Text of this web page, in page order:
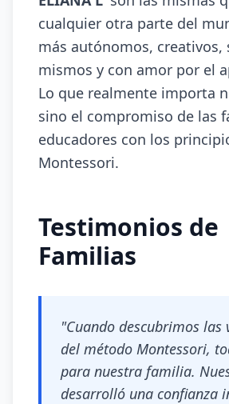
cualquier otra parte del
más autónomos, creativos,
mismos y con amor por el
Lo que realmente importa
sino el compromiso de las
educadores con los
Montessori.
Testimonios de
Familias
"Cuando descubrimos las
del método Montessori,
para nuestra familia.
desarrolló una confianza